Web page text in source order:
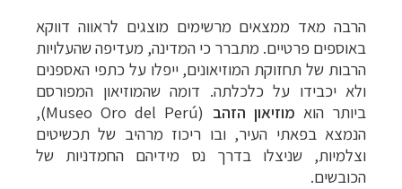
הרבה מאד ממצאים מרשימים מוצגים לראווה דווקא
באוספים פרטיים. מתברר כי המדינה, מעדיפה שהעלויות
הרבות של תחזוקת המוזיאונים, ייפלו על כתפי האספנים
ולא יכבידו על כלכלתה. דומה שהמוזיאון המפורסם
ביותר הוא מוזיאון הזהב (
Museo Oro del Perú)
,
הנמצא בפאתי העיר, ובו ריכוז מרהיב של תכשיטים
וצלמיות, שניצלו בדרך נס מידיהם החמדניות של
הכובשים.